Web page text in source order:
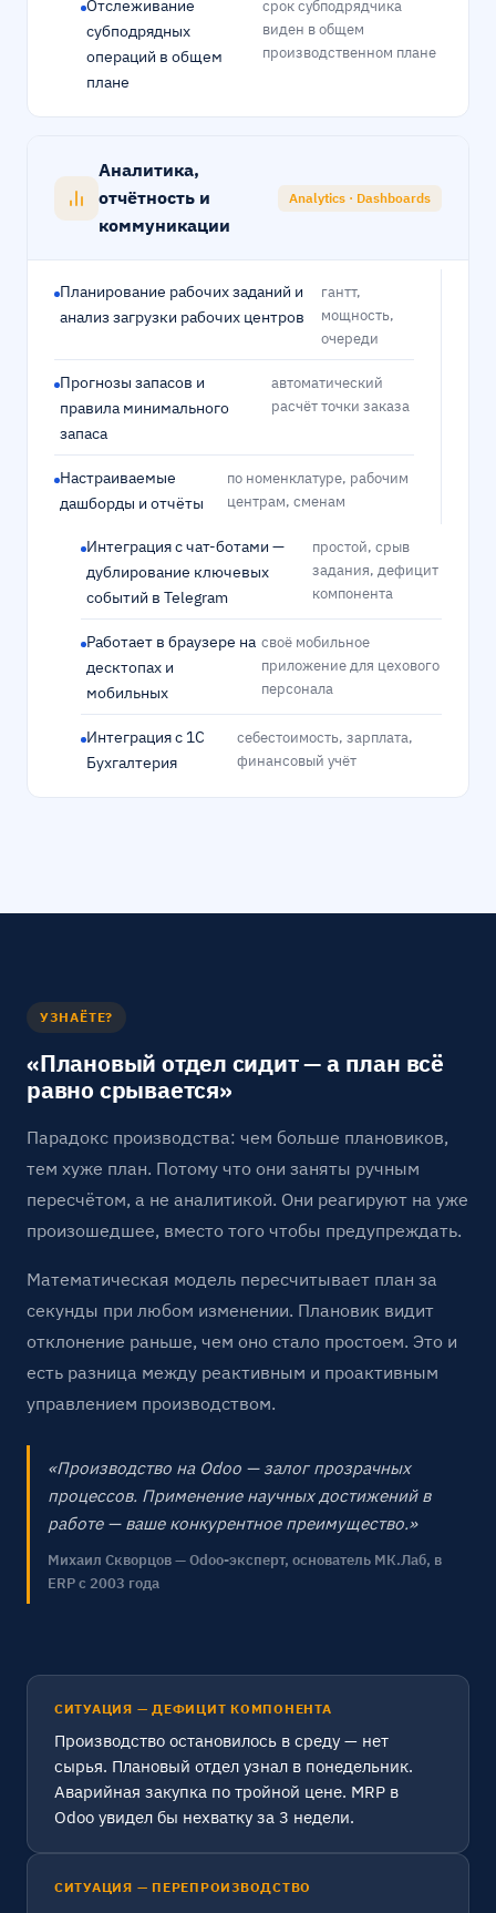
Отслеживание
субподрядных
операций в общем
плане
срок субподрядчика
виден в общем
производственном плане
Аналитика,
отчётность и
коммуникации
Analytics · Dashboards
Планирование рабочих заданий и
анализ загрузки рабочих центров
гантт,
мощность,
очереди
Прогнозы запасов и
правила минимального
запаса
автоматический
расчёт точки заказа
Настраиваемые
дашборды и отчёты
по номенклатуре, рабочим
центрам, сменам
Интеграция с чат-ботами —
дублирование ключевых
событий в Telegram
простой, срыв
задания, дефицит
компонента
Работает в браузере на
десктопах и
мобильных
своё мобильное
приложение для цехового
персонала
Интеграция с 1С
Бухгалтерия
себестоимость, зарплата,
финансовый учёт
УЗНАЁТЕ?
«Плановый отдел сидит — а план всё
равно срывается»
Парадокс производства: чем больше плановиков,
тем хуже план. Потому что они заняты ручным
пересчётом, а не аналитикой. Они реагируют на уже
произошедшее, вместо того чтобы предупреждать.
Математическая модель пересчитывает план за
секунды при любом изменении. Плановик видит
отклонение раньше, чем оно стало простоем. Это и
есть разница между реактивным и проактивным
управлением производством.
«Производство на Odoo — залог прозрачных
процессов. Применение научных достижений в
работе — ваше конкурентное преимущество.»
Михаил Скворцов — Odoo-эксперт, основатель МК.Лаб, в
ERP с 2003 года
СИТУАЦИЯ — ДЕФИЦИТ КОМПОНЕНТА
Производство остановилось в среду — нет
сырья. Плановый отдел узнал в понедельник.
Аварийная закупка по тройной цене. MRP в
Odoo увидел бы нехватку за 3 недели.
СИТУАЦИЯ — ПЕРЕПРОИЗВОДСТВО